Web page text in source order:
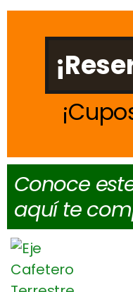
Conoce
aquí te